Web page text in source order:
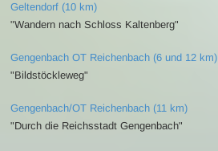
Geltendorf (10 km)
"Wandern nach Schloss Kaltenberg"
Gengenbach OT Reichenbach (6 und 12 km)
"Bildstöckleweg"
Gengenbach/OT Reichenbach (11 km)
"Durch die Reichsstadt Gengenbach"